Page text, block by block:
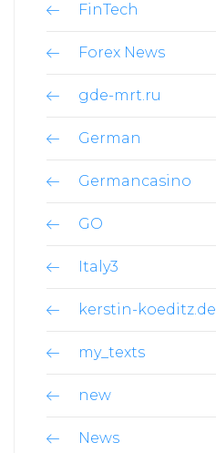
FinTech
Forex News
gde-mrt.ru
German
Germancasino
GO
Italy3
kerstin-koeditz.de
my_texts
new
News